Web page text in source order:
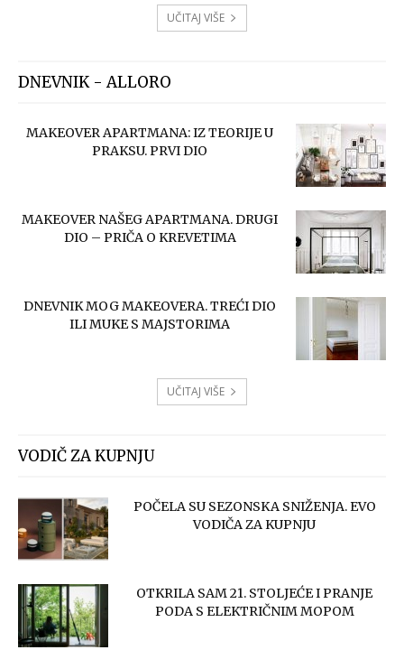
UČITAJ VIŠE
DNEVNIK - ALLORO
MAKEOVER APARTMANA: IZ TEORIJE U
PRAKSU. PRVI DIO
MAKEOVER NAŠEG APARTMANA. DRUGI
DIO – PRIČA O KREVETIMA
DNEVNIK MOG MAKEOVERA. TREĆI DIO
ILI MUKE S MAJSTORIMA
UČITAJ VIŠE
VODIČ ZA KUPNJU
POČELA SU SEZONSKA SNIŽENJA. EVO
VODIČA ZA KUPNJU
OTKRILA SAM 21. STOLJEĆE I PRANJE
PODA S ELEKTRIČNIM MOPOM